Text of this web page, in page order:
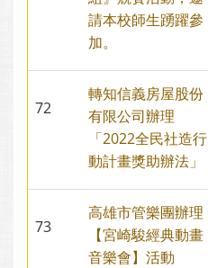
請本校師生踴躍參
加。
72
轉知信義房屋股份
有限公司辦理
「2022全民社造行
動計畫獎助辦法」
73
高雄市管樂團辦理
【宮崎駿經典動畫
音樂會】活動